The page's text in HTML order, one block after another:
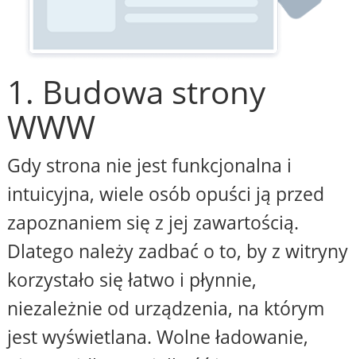
1. Budowa strony
WWW
Gdy strona nie jest funkcjonalna i
intuicyjna, wiele osób opuści ją przed
zapoznaniem się z jej zawartością.
Dlatego należy zadbać o to, by z witryny
korzystało się łatwo i płynnie,
niezależnie od urządzenia, na którym
jest wyświetlana. Wolne ładowanie,